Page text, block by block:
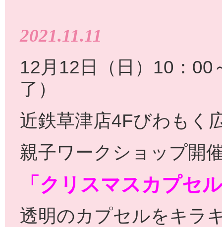
2021.11.11
12月12日（日）10：
了）
近鉄草津店4Fびわもく
親子ワークショップ開
「クリスマスカプセ
透明のカプセルをキラ